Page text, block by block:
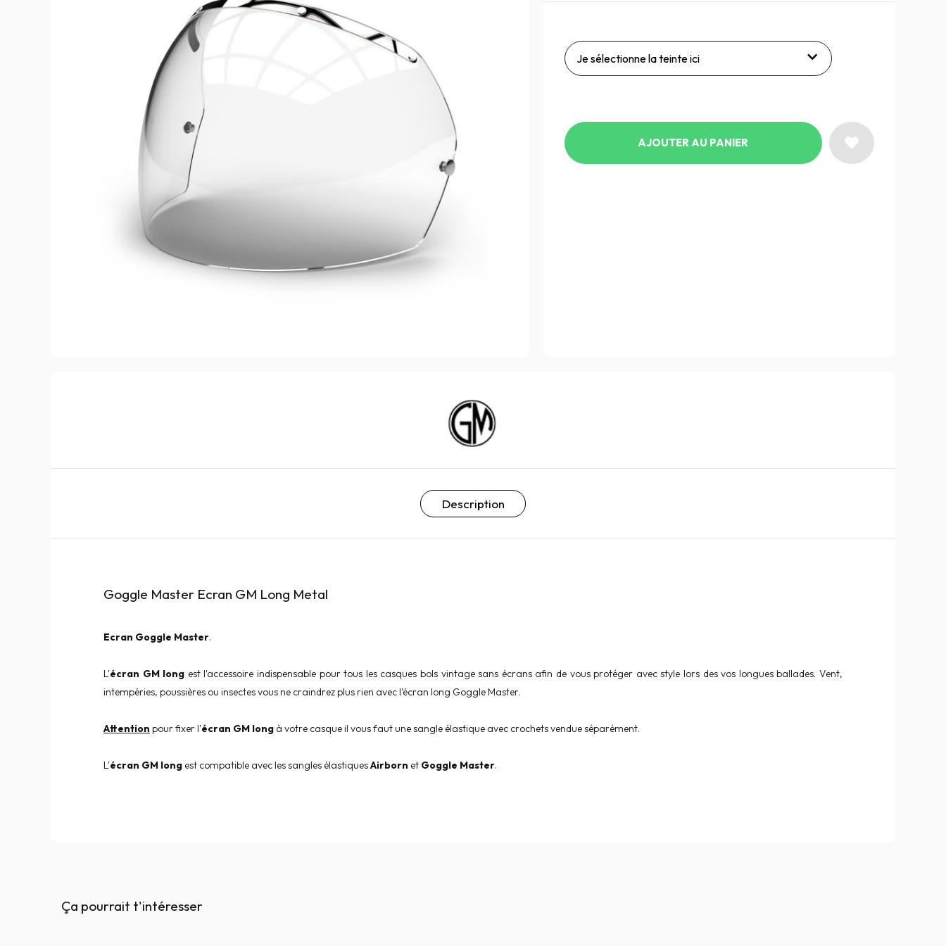
Je sélectionne la teinte ici
AJOUTER AU PANIER
Description
Goggle Master Ecran GM Long Metal
Ecran Goggle Master.
L'écran GM long est l'accessoire indispensable pour tous les casques bols vintage sans écrans afin de vous protéger avec style lors des vos longues ballades. Vent,
intempéries, poussières ou insectes vous ne craindrez plus rien avec l'écran long Goggle Master.
Attention pour fixer l'écran GM long à votre casque il vous faut une sangle élastique avec crochets vendue séparément.
L'écran GM long est compatible avec les sangles élastiquesAirborn et Goggle Master.
Ça pourrait t'intéresser